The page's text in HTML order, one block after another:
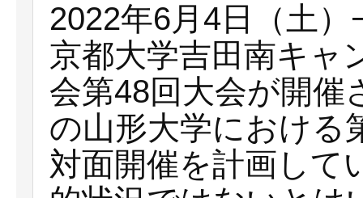
2022年6月4日（土
京都大学吉田南キャ
会第48回大会が開催
の山形大学における
対面開催を計画して